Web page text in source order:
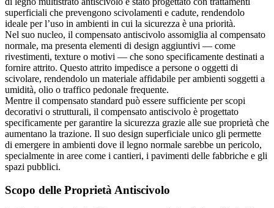
superficiali che prevengono scivolamenti e cadute, rendendolo
ideale per l’uso in ambienti in cui la sicurezza è una priorità.
Nel suo nucleo, il compensato antiscivolo assomiglia al compensato
normale, ma presenta elementi di design aggiuntivi — come
rivestimenti, texture o motivi — che sono specificamente destinati a
fornire attrito. Questo attrito impedisce a persone o oggetti di
scivolare, rendendolo un materiale affidabile per ambienti soggetti a
umidità, olio o traffico pedonale frequente.
Mentre il compensato standard può essere sufficiente per scopi
decorativi o strutturali, il compensato antiscivolo è progettato
specificamente per garantire la sicurezza grazie alle sue proprietà che
aumentano la trazione. Il suo design superficiale unico gli permette
di emergere in ambienti dove il legno normale sarebbe un pericolo,
specialmente in aree come i cantieri, i pavimenti delle fabbriche e gli
spazi pubblici.
Scopo delle Proprietà Antiscivolo